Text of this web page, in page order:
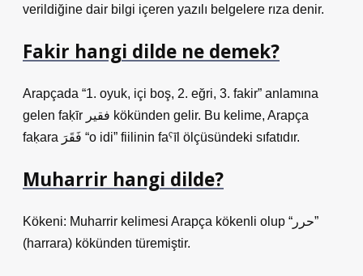
verildiğine dair bilgi içeren yazılı belgelere rıza denir.
Fakir hangi dilde ne demek?
Arapçada “1. oyuk, içi boş, 2. eğri, 3. fakir” anlamına
gelen faḳīr فقير kökünden gelir. Bu kelime, Arapça
faḳara فَقَرَ “o idi” fiilinin faˁīl ölçüsündeki sıfatıdır.
Muharrir hangi dilde?
Kökeni: Muharrir kelimesi Arapça kökenli olup “حرر”
(harrara) kökünden türemiştir.